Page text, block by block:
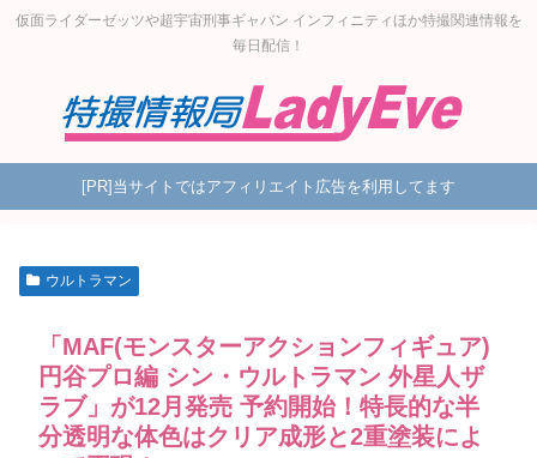
仮面ライダーゼッツや超宇宙刑事ギャバン インフィニティほか特撮関連情報を
毎日配信！
[PR]当サイトではアフィリエイト広告を利用してます
ウルトラマン
「MAF(モンスターアクションフィギュア)
円谷プロ編 シン・ウルトラマン 外星人ザ
ラブ」が12月発売 予約開始！特長的な半
分透明な体色はクリア成形と2重塗装によ